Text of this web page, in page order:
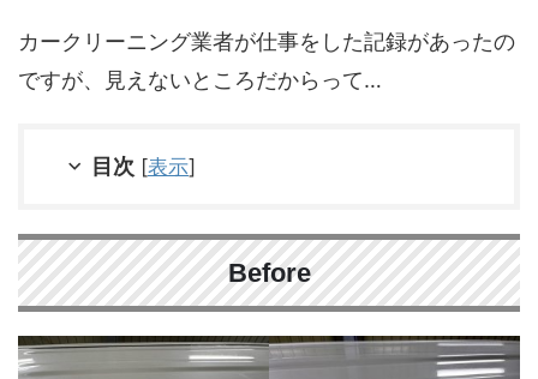
カークリーニング業者が仕事をした記録があったの
ですが、見えないところだからって…
目次 [表示]
Before